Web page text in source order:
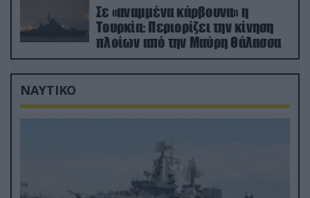
Σε «αναμμένα κάρβουνα» η
Τουρκία: Περιορίζει την κίνηση
πλοίων από την Μαύρη Θάλασσα
ΝΑΥΤΙΚΟ